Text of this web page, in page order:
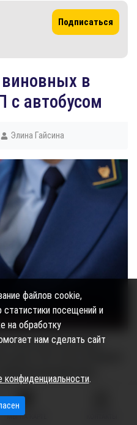
Подписаться
в
с автобусом
Элина Гайсина
в Когалыме
дело. Об этом сообщили
прокуратуры.
10 мая,
Когалым»
МЫ НА КАРТЕ
файлов cookie,
посещений и
на обработку
нам сделать сайт
конфиденциальности.